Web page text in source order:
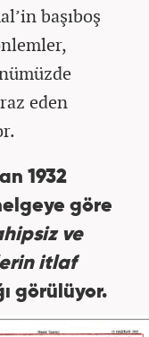
başıboş
eden
1932
göre
ve
itlaf
görülüyor.